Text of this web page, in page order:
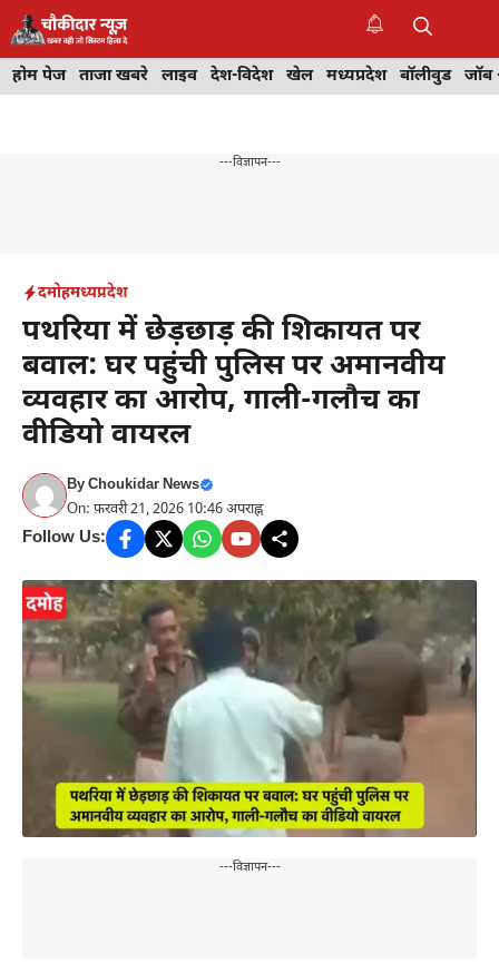
Skip
to
content
होम पेज ताजा खबरे लाइव देश-विदेश खेल मध्यप्रदेश बॉलीवुड
---विज्ञापन---
दमोहमध्यप्रदेश
पथरिया में छेड़छाड़ की शिकायत पर
बवाल: घर पहुंची पुलिस पर अमानवीय
व्यवहार का आरोप, गाली-गलौच का
वीडियो वायरल
ByChoukidar News
On: फ़रवरी 21, 2026 10:46 अपराह्न
Follow Us:
---विज्ञापन---